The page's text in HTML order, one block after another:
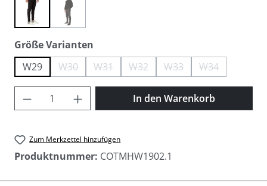
black charcoal
(Diese Option ist zurzeit nicht verfügbar.)
Größe Varianten
W29
W30(Diese Option ist zurzeit nicht verfügbar.)
W31(Diese Option ist zurzeit nicht verfügbar.)
W32(Diese Option ist zurzeit nicht
W33(Diese Option ist zurzeit
W34(Diese Option
Produkt Anzahl: Gib den gewünschten
In den Warenkorb
Zum Merkzettel hinzufügen
Produktnummer: COTMHW1902.1